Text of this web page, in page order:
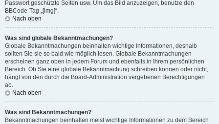
Passwort geschützte Seiten usw. Um das Bild anzuzeigen, benutze den
BBCode-Tag „[img]“.
Nach oben
Was sind globale Bekanntmachungen?
Globale Bekanntmachungen beinhalten wichtige Informationen, deshalb
sollten Sie sie so bald wie möglich lesen. Globale Bekanntmachungen
erscheinen ganz oben in jedem Forum und ebenfalls in Ihrem persönlichen
Bereich. Ob Sie eine globale Bekanntmachung schreiben können oder nicht,
hängt von den durch die Board-Administration vergebenen Berechtigungen
ab.
Nach oben
Was sind Bekanntmachungen?
Bekanntmachungen beinhalten meist wichtige Informationen zu dem Bereich